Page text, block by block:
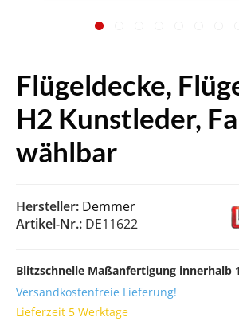
Flügeldecke,
H2 Kunstleder,
wählbar
Hersteller: Demmer
Artikel-Nr.: DE11622
Blitzschnelle Maßanfertigung innerhalb
Versandkostenfreie Lieferung!
Lieferzeit 5 Werktage